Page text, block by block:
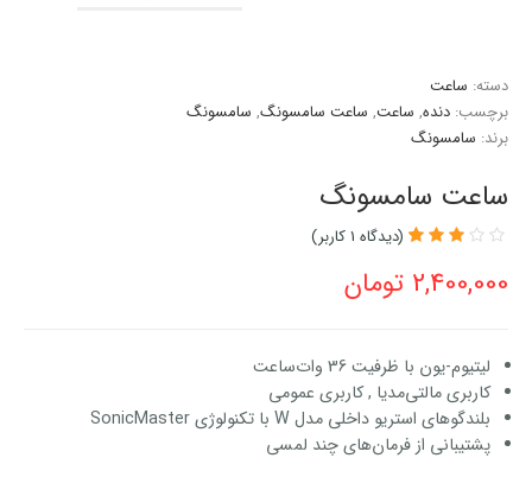
دسته: ساعت
برچسب: دنده, ساعت, ساعت سامسونگ, سامسونگ
برند: سامسونگ
ساعت سامسونگ
3.00 از
(دیدگاه 1کاربر)
2,400,000 تومان
لیتیوم-یون با ظرفیت 36 وات‌ساعت
کاربری مالتی‌مدیا , کاربری عمومی
بلندگوهای استریو داخلی مدل W با تکنولوژی SonicMaster
پشتیبانی از فرمان‌های چند لمسی